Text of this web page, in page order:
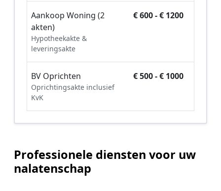
Aankoop Woning (2
akten)
Hypotheekakte &
leveringsakte
€ 600 - € 1200
BV Oprichten
Oprichtingsakte inclusief
KvK
€ 500 - € 1000
Professionele diensten voor uw
nalatenschap